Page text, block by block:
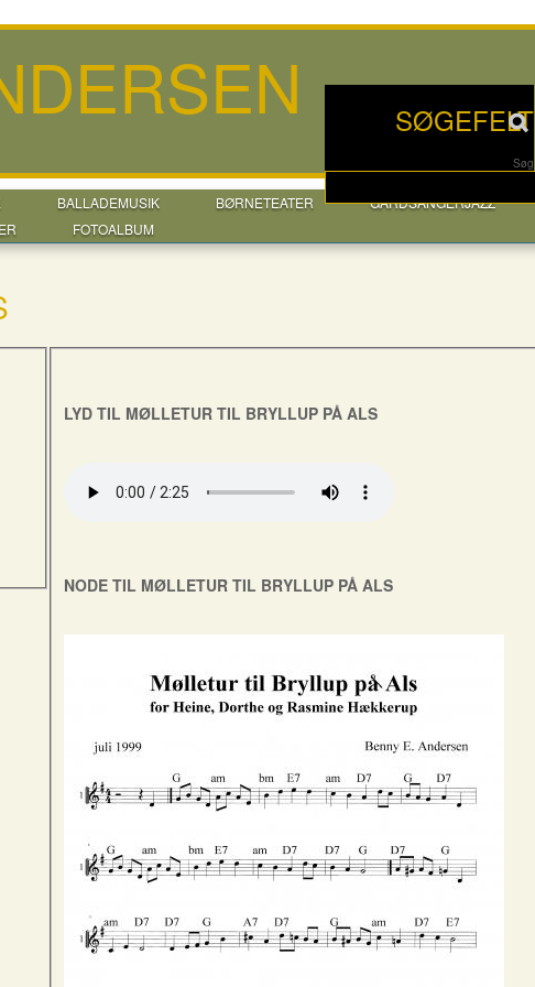
SØGEFELT
Søg
BALLADEMUSIK BØRNETEATER GÅRDSANGERJAZZ
FOTOALBUM
LYD TIL MØLLETUR TIL BRYLLUP PÅ ALS
NODE TIL MØLLETUR TIL BRYLLUP PÅ ALS